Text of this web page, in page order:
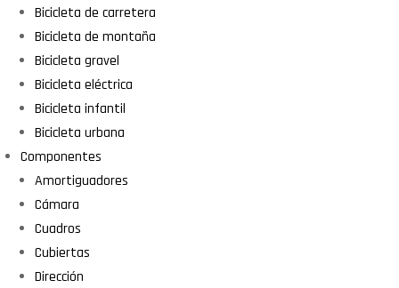
Bicicleta de carretera
Bicicleta de montaña
Bicicleta gravel
Bicicleta eléctrica
Bicicleta infantil
Bicicleta urbana
Componentes
Amortiguadores
Cámara
Cuadros
Cubiertas
Dirección